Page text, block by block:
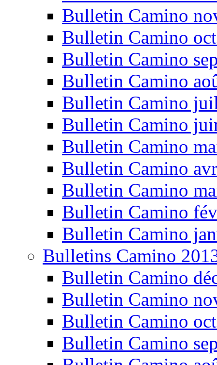
Bulletin Camino
Bulletin Camino
Bulletin Camino
Bulletin Camino
Bulletin Camino
Bulletin Camino
Bulletin Camino
Bulletin Camino
Bulletin Camino
Bulletin Camino
Bulletin Camino
Bulletins Camino
Bulletin Camino
Bulletin Camino
Bulletin Camino
Bulletin Camino